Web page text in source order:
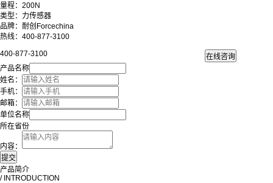
量程：200N
类型：力传感器
品牌：耐创Forcechina
热线：400-877-3100
400-877-3100
产品名称
姓名：
手机：
邮箱：
单位名称
所在省份
内容：
产品简介
/ INTRODUCTION